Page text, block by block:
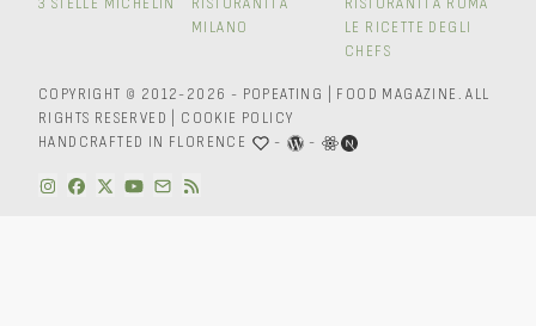
MILANO
LE RICETTE DEGLI
CHEFS
COPYRIGHT © 2012-2026 - POPEATING | FOOD MAGAZINE.ALL
RIGHTS RESERVED
COOKIE POLICY
HANDCRAFTED IN FLORENCE
- -